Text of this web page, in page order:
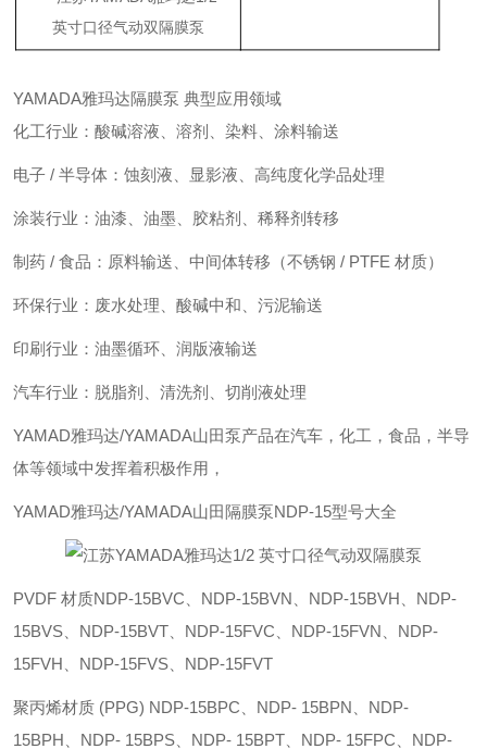
YAMADA雅玛达隔膜泵 典型应用领域
化工行业：酸碱溶液、溶剂、染料、涂料输送
电子 / 半导体：蚀刻液、显影液、高纯度化学品处理
涂装行业：油漆、油墨、胶粘剂、稀释剂转移
制药 / 食品：原料输送、中间体转移（不锈钢 / PTFE 材质）
环保行业：废水处理、酸碱中和、污泥输送
印刷行业：油墨循环、润版液输送
汽车行业：脱脂剂、清洗剂、切削液处理
YAMAD雅玛达/YAMADA山田泵产品在汽车，化工，食品，半导
体等领域中发挥着积极作用，
YAMAD雅玛达/YAMADA山田隔膜泵NDP-15型号大全
PVDF 材质NDP-15BVC、NDP-15BVN、NDP-15BVH、NDP-
15BVS、NDP-15BVT、NDP-15FVC、NDP-15FVN、NDP-
15FVH、NDP-15FVS、NDP-15FVT
聚丙烯材质 (PPG) NDP-15BPC、NDP- 15BPN、NDP-
15BPH、NDP- 15BPS、NDP- 15BPT、NDP- 15FPC、NDP-